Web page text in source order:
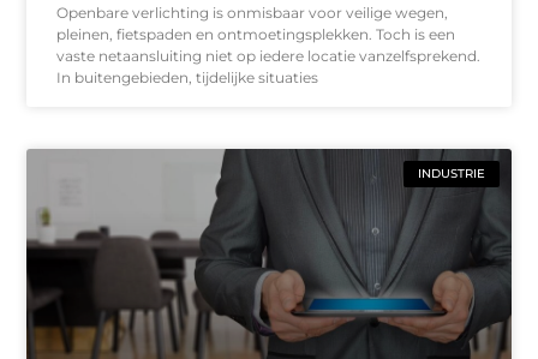
Openbare verlichting is onmisbaar voor veilige wegen,
pleinen, fietspaden en ontmoetingsplekken. Toch is een
vaste netaansluiting niet op iedere locatie vanzelfsprekend.
In buitengebieden, tijdelijke situaties
INDUSTRIE